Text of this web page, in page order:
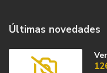
Últimas novedades